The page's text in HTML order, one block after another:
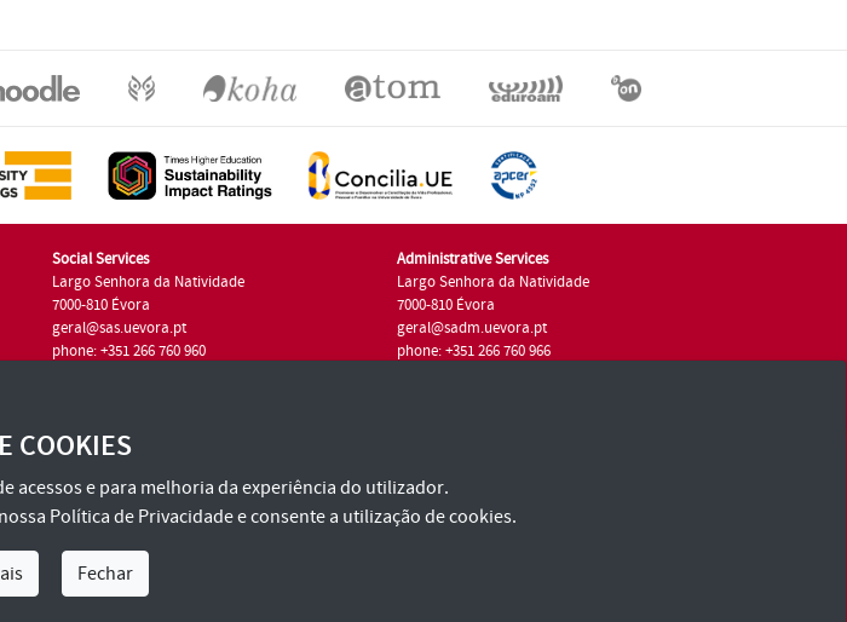
Social Services
Largo Senhora da Natividade
7000-810 Évora
geral@sas.uevora.pt
phone: +351 266 760 960
Administrative Services
Largo Senhora da Natividade
7000-810 Évora
geral@sadm.uevora.pt
phone: +351 266 760 966
COOKIES
acessos e para melhoria da experiência do utilizador.
Política de Privacidadee consente a utilização de cookies.
Fechar